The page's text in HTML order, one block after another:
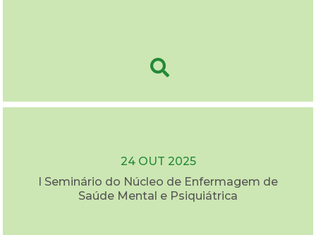
24 OUT 2025
I Seminário do Núcleo de Enfermagem de
Saúde Mental e Psiquiátrica